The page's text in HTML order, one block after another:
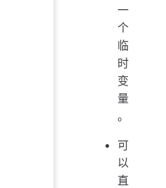
一
个
临
时
变
量
。
可
以
直